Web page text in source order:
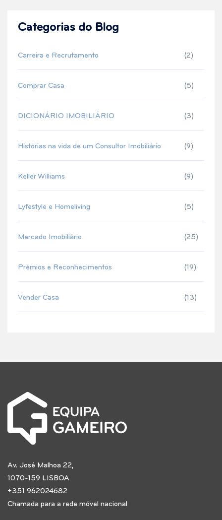
Categorias do Blog
Carreira e Recrutamento (2)
Comprar Casa (5)
DICIONÁRIO IMOBILIÁRIO (3)
Histórias na vida de um Consultor Imobiliário (9)
Keller Williams (9)
Lyfestyle e Homeliving (5)
Mercado Imobiliário (25)
Prémios e Reconhecimentos (19)
Vender Casa (13)
Av. José Malhoa 22,
1070-159 LISBOA
+351 962024682
Chamada para a rede móvel nacional